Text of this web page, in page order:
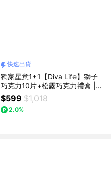
快速出貨
獨家星意1+1【Diva Life】獅子
巧克力10片+松露巧克力禮盒 |
獅子座、星座禮盒、生日禮物、
快速出貨
$599 $1,018
2.0%